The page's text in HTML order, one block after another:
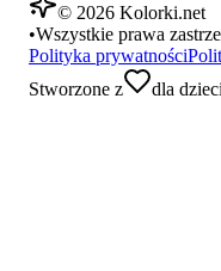
© 2026 Kolorki.net
•Wszystkie prawa
Polityka prywatności
Stworzone z
dla